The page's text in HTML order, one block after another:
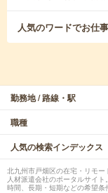
人気のワードでお仕
勤務地 / 路線・駅
職種
人気の検索インデックス
北九州市戸畑区の在宅・リモ
人材派遣会社のポータルサイ
時間、長期・短期などの希望条